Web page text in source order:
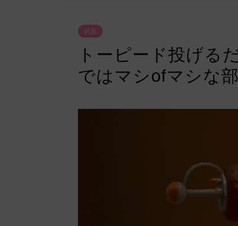
武器
トーピード投げる
ではマシofマシな